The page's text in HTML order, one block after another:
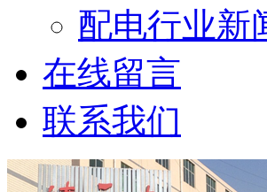
配电行业新
在线留言
联系我们